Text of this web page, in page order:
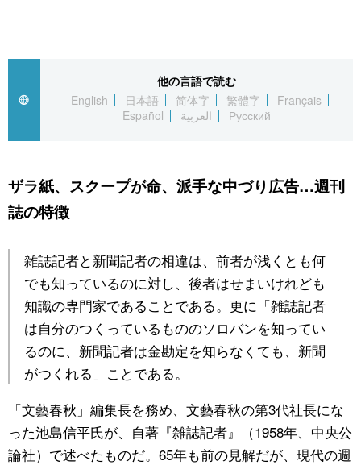
東京
お知らせ
他の言語で読む
English
日本語 简体字 繁體字
Français
Español
العربية Русский
ザラ紙、スクープが命、派手な中づり広告…週刊
誌の特徴
雑誌記者と新聞記者の相違は、前者が浅くとも何
でも知っているのに対し、後者はせまいけれども
知識の専門家であることである。更に「雑誌記者
は自分のつくっているもののソロバンを知ってい
るのに、新聞記者は金勘定を知らなくても、新聞
がつくれる」ことである。
「文藝春秋」編集長を務め、文藝春秋の第3代社長にな
った池島信平氏が、自著『雑誌記者』（1958年、中央公
論社）で述べたものだ。65年も前の見解だが、現代の週